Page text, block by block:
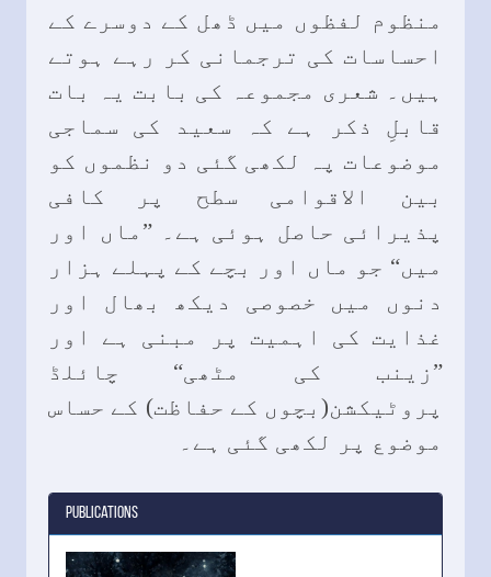
منظوم لفظوں میں ڈھل کے دوسرے کے
احساسات کی ترجمانی کر رہے ہوتے
ہیں۔ شعری مجموعہ کی بابت یہ بات
قابلِ ذکر ہے کہ سعید کی سماجی
موضوعات پہ لکھی گئی دو نظموں کو
بین الاقوامی سطح پر کافی
پذیرائی حاصل ہوئی ہے۔ ”ماں اور
میں“ جو ماں اور بچے کے پہلے ہزار
دنوں میں خصوصی دیکھ بھال اور
غذایت کی اہمیت پر مبنی ہے اور
”زینب کی مٹھی“ چائلڈ
پروٹیکشن(بچوں کے حفاظت) کے حساس
موضوع پر لکھی گئی ہے۔
Publications